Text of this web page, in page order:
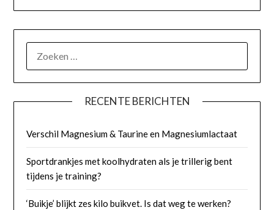
NAAR:
RECENTE BERICHTEN
Verschil Magnesium & Taurine en Magnesiumlactaat
Sportdrankjes met koolhydraten als je trillerig bent
tijdens je training?
‘Buikje’ blijkt zes kilo buikvet. Is dat weg te werken?